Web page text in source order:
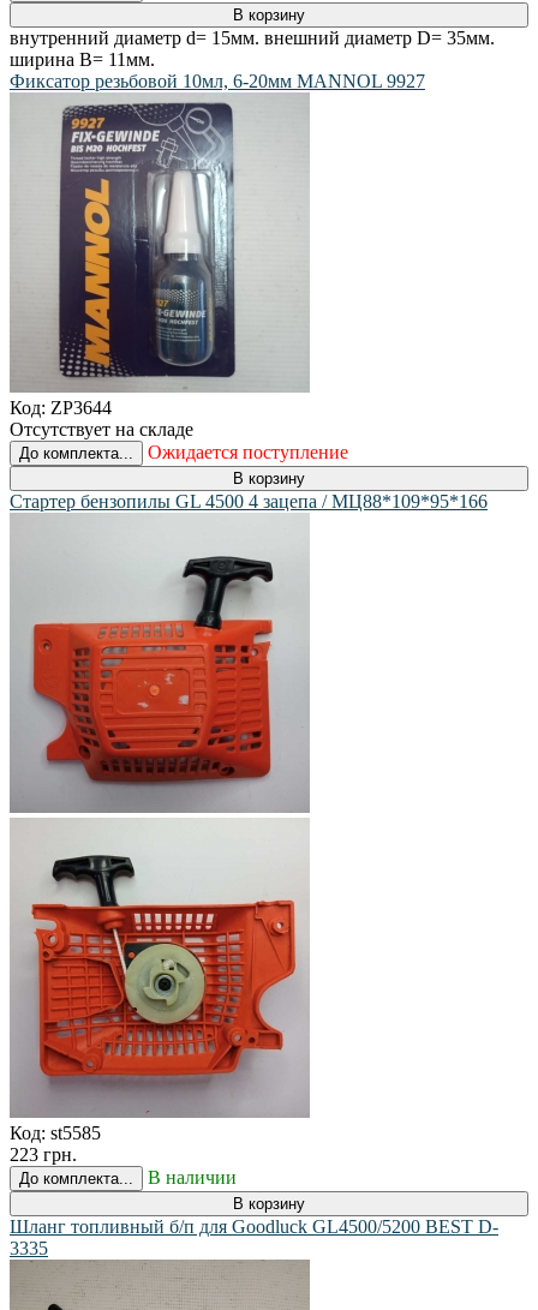
В корзину
внутренний диаметр d= 15мм. внешний диаметр D= 35мм.
ширина B= 11мм.
Фиксатор резьбовой 10мл, 6-20мм MANNOL 9927
Код: ZP3644
Отсутствует на складе
До комплекта... Ожидается поступление
В корзину
Стартер бензопилы GL 4500 4 зацепа / МЦ88*109*95*166
Код: st5585
223 грн.
До комплекта... В наличии
В корзину
Шланг топливный б/п для Goodluck GL4500/5200 BEST D-
3335